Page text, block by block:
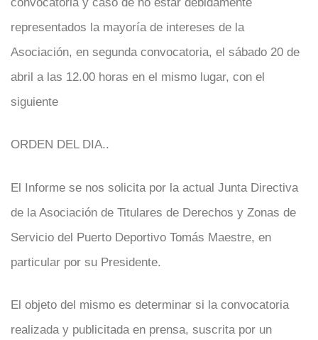
representados la mayoría de intereses de la
Asociación, en segunda convocatoria, el sábado 20 de
abril a las 12.00 horas en el mismo lugar, con el
siguiente
ORDEN DEL DIA..
El Informe se nos solicita por la actual Junta Directiva
de la Asociación de Titulares de Derechos y Zonas de
Servicio del Puerto Deportivo Tomás Maestre, en
particular por su Presidente.
El objeto del mismo es determinar si la convocatoria
realizada y publicitada en prensa, suscrita por un